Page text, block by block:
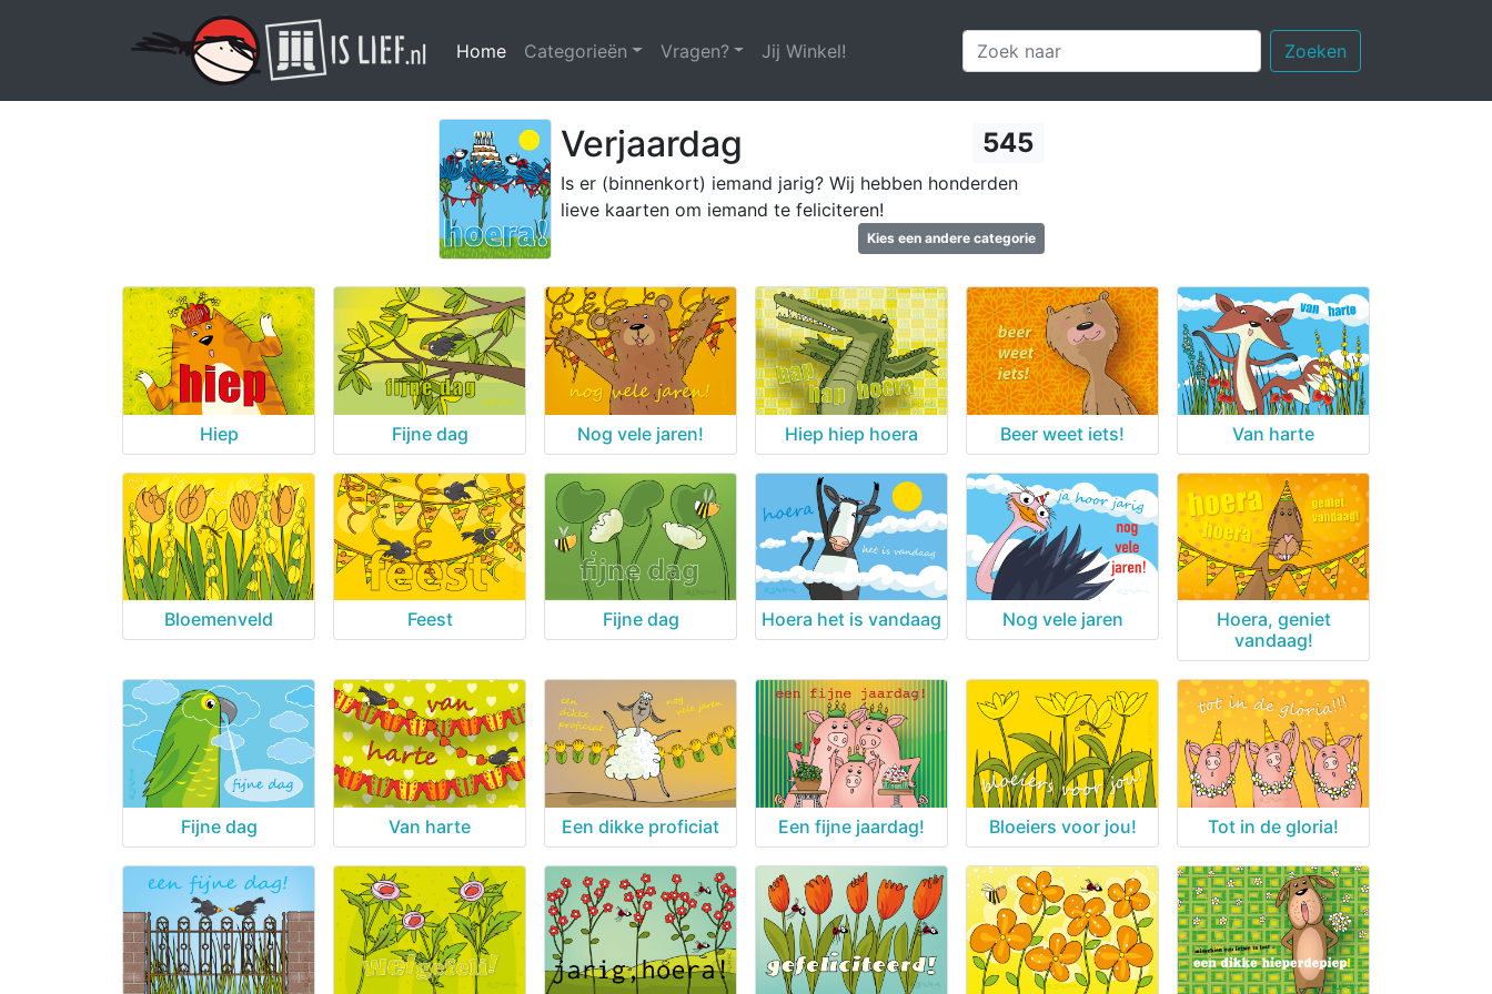
Home (huidige)
Categorieën Vragen? Jij Winkel! Zoeken
Verjaardag 545
Is er (binnenkort) iemand jarig? Wij hebben honderden
lieve kaarten om iemand te feliciteren!
Kies een andere categorie
Hiep Fijne dag Nog vele jaren! Hiep hiep hoera Beer weet iets! Van harte
Bloemenveld Feest Fijne dag Hoera het is vandaag Nog vele jaren
Hoera, geniet
vandaag!
Fijne dag Van harte Een dikke proficiat Een fijne jaardag! Bloeiers voor jou! Tot in de gloria!